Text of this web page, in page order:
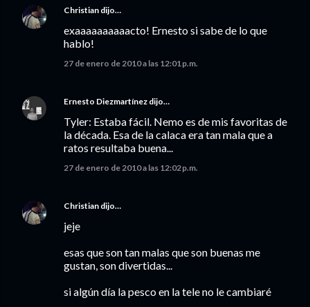
Christian dijo…
exaaaaaaaaaacto! Ernesto si sabe de lo que
hablo!
27 de enero de 2010 a las 12:01 p.m.
Ernesto Diezmartínez dijo…
Tyler: Estaba fácil. Nemo es de mis favoritas de
la década. Esa de la calaca era tan mala que a
ratos resultaba buena...
27 de enero de 2010 a las 12:02 p.m.
Christian dijo…
jeje
esas que son tan malas que son buenas me
gustan, son divertidas...
si algún día la pesco en la tele no le cambiaré